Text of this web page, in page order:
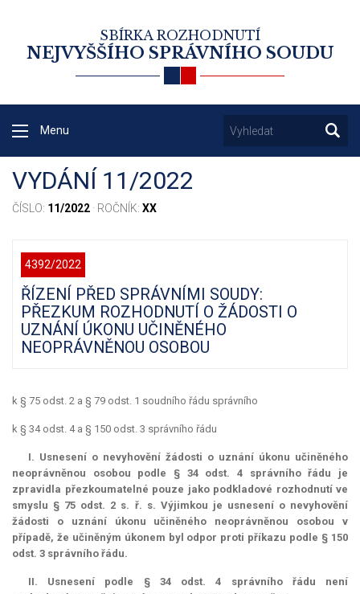
SBÍRKA ROZHODNUTÍ
NEJVYŠŠÍHO SPRÁVNÍHO SOUDU
Menu
VYDÁNÍ 11/2022
ČÍSLO: 11/2022 · ROČNÍK: XX
4392/2022
ŘÍZENÍ PŘED SPRÁVNÍMI SOUDY:
PŘEZKUM ROZHODNUTÍ O ŽÁDOSTI O
UZNÁNÍ ÚKONU UČINĚNÉHO
NEOPRÁVNĚNOU OSOBOU
k § 75 odst. 2 a § 79 odst. 1 soudního řádu správního
k § 34 odst. 4 a § 150 odst. 3 správního řádu
I. Usnesení o nevyhovění žádosti o uznání úkonu učiněného
neoprávněnou osobou podle § 34 odst. 4 správního řádu je
zpravidla přezkoumatelné pouze jako podkladové rozhodnutí ve
smyslu § 75 odst. 2 s. ř. s. Výjimkou je usnesení o nevyhovění
žádosti o uznání úkonu učiněného neoprávněnou osobou v
případě, že učiněným úkonem byl odpor proti příkazu podle § 150
odst. 3 správního řádu.
II. Usnesení podle § 34 odst. 4 správního řádu není